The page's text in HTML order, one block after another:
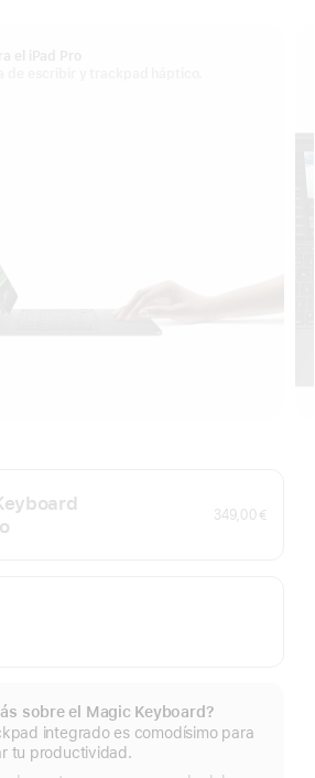
349,00 €
sobre el Magic Keyboard?
integrado es comodísimo para
tu productividad.